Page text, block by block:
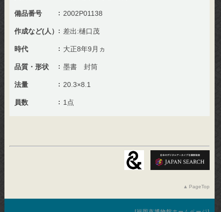
備品番号 2002P01138
作成など(人） 差出:樋口茂
時代 大正8年9月ヵ
品質・形状 墨書 封筒
法量 20.3×8.1
員数 1点
PageTop